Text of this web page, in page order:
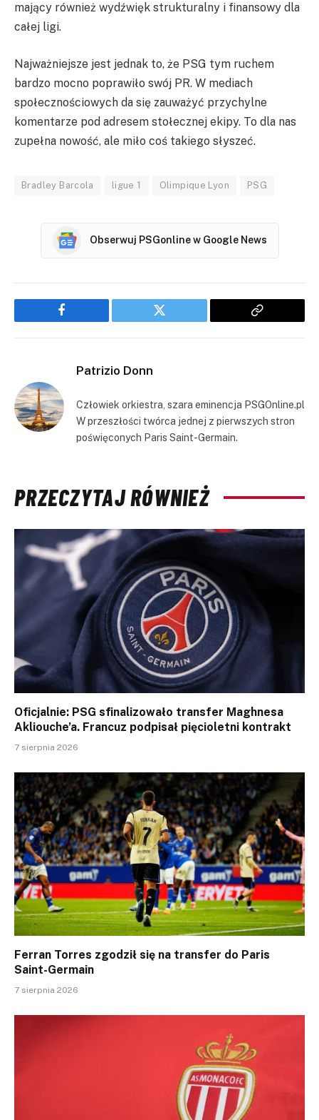
mający również wydźwięk strukturalny i finansowy dla
całej ligi.
Najważniejsze jest jednak to, że PSG tym ruchem
bardzo mocno poprawiło swój PR. W mediach
społecznościowych da się zauważyć przychylne
komentarze pod adresem stołecznej ekipy. To dla nas
zupełna nowość, ale miło coś takiego słyszeć.
Bradley Barcola ligue 1 Olimpique Lyon PSG
Obserwuj PSGonline w Google News
Facebook Twitter
Copy
Patrizio Donn
Człowiek orkiestra, szara eminencja PSGOnline.pl
W przeszłości twórca jednej z pierwszych stron
poświęconych Paris Saint-Germain.
PRZECZYTAJ RÓWNIEŻ
Oficjalnie: PSG sfinalizowało transfer Maghnesa
Akliouche’a. Francuz podpisał pięcioletni kontrakt
7 sierpnia 2026
Ferran Torres zgodził się na transfer do Paris
Saint-Germain
7 sierpnia 2026